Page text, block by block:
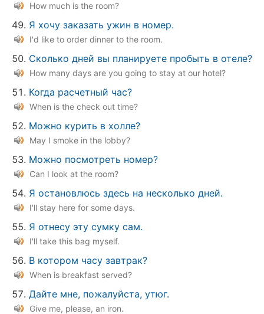
How much is the room?
Я хочу заказать ужин в номер.
I'd like to order dinner to the room.
Сколько дней вы планируете пробыть в отеле?
How many days are you going to stay at our hotel?
Когда расчетный час?
When is the check out time?
Можно курить в холле?
May I smoke in the lobby?
Можно посмотреть номер?
Can I look at the room?
Я остановлюсь здесь на несколько дней.
I'll stay here for some days.
Я отнесу эту сумку сам.
I'll take this bag myself.
В котором часу завтрак?
When is breakfast served?
Дайте мне, пожалуйста, утюг.
Give me, please, an iron.